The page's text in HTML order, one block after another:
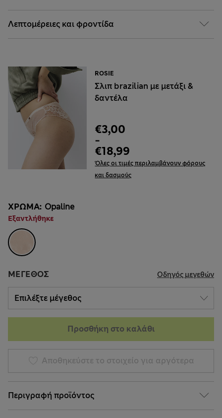
Λεπτομέρειες και φροντίδα
ROSIE
Σλιπ brazilian με μετάξι &
δαντέλα
€3,00
-
€18,99
Όλες οι τιμές περιλαμβάνουν φόρους
και δασμούς
ΧΡΏΜΑ: Opaline
Εξαντλήθηκε
ΜΈΓΕΘΟΣ Οδηγός μεγεθών
Προσθήκη στο καλάθι
Αποθηκεύστε το στοιχείο για αργότερα
Περιγραφή προϊόντος